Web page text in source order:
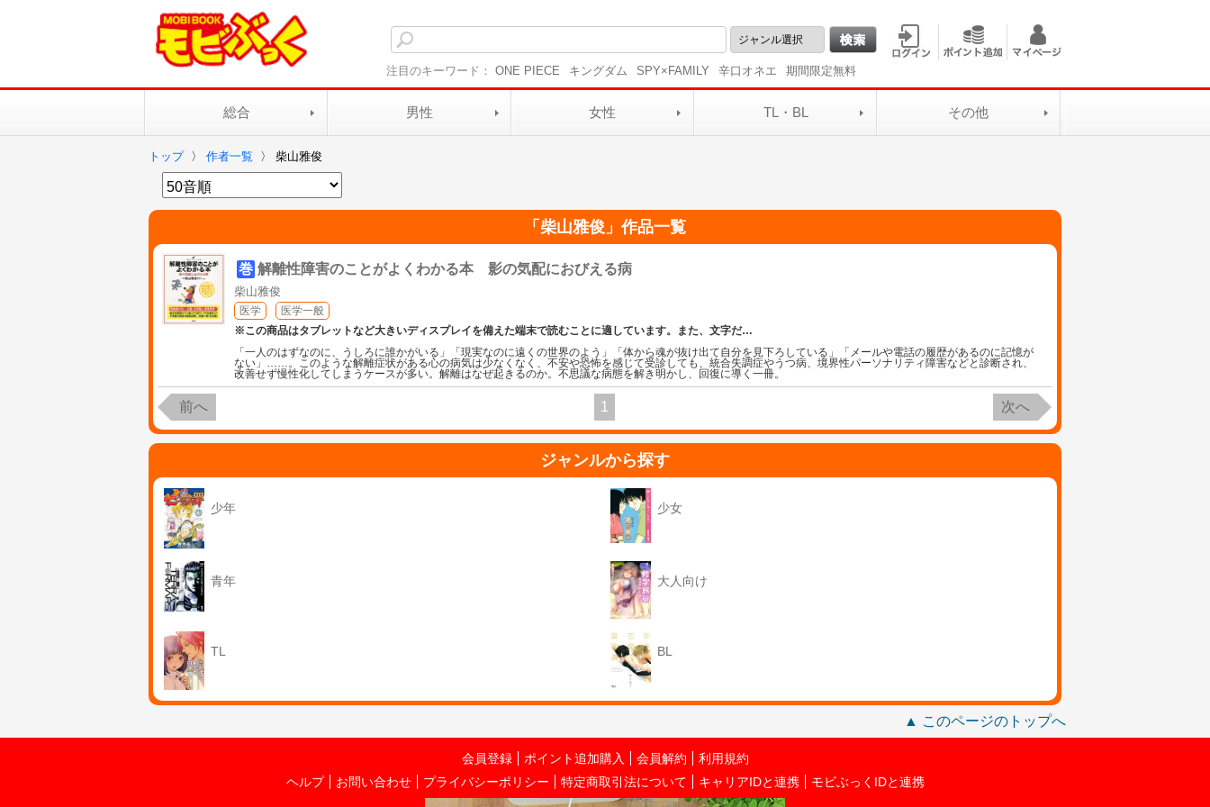
注目のキーワード： ONE PIECE キングダム SPY×FAMILY 辛口オネエ 期間限定無料
総合 男性 女性 TL・BL その他
トップ 〉 作者一覧 〉 柴山雅俊
「 柴山雅俊」作品一覧
巻 解離性障害のことがよくわかる本 影の気配におびえる病
柴山雅俊
医学
医学一般
※この商品はタブレットなど大きいディスプレイを備えた端末で読むことに適しています。また、文字だ…
「一人のはずなのに、うしろに誰かがいる」「現実なのに遠くの世界のよう」「体から魂が抜け出て自分を見下ろしている」「メールや電話の履歴があるのに記憶が
ない」……。このような解離症状がある心の病気は少なくなく、不安や恐怖を感じて受診しても、統合失調症やうつ病、境界性パーソナリティ障害などと診断され、
改善せず慢性化してしまうケースが多い。解離はなぜ起きるのか。不思議な病態を解き明かし、回復に導く一冊。
前へ 1 次へ
ジャンルから探す
少年 少女
青年 大人向け
TL BL
▲ このページのトップへ
会員登録 ポイント追加購入 会員解約
利用規約
ヘルプ
お問い合わせ プライバシーポリシー 特定商取引法について キャリアIDと連携 モビぶっくIDと連携